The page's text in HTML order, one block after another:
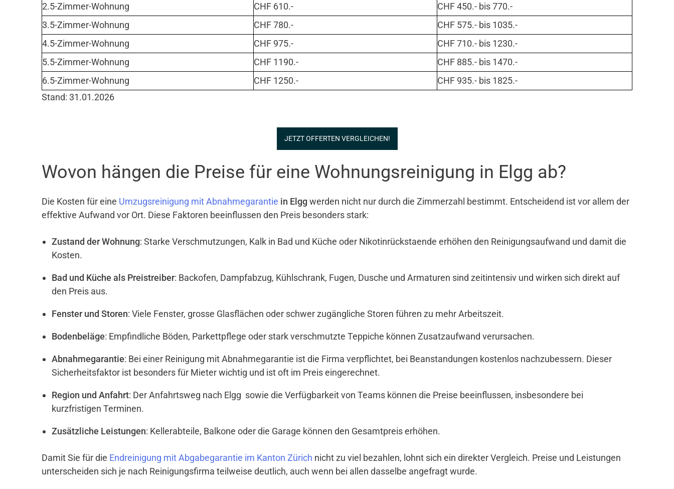
2.5-Zimmer-Wohnung
CHF 610.-
CHF 450.- bis 770.-
3.5-Zimmer-Wohnung
CHF 780.-
CHF 575.- bis 1035.-
4.5-Zimmer-Wohnung
CHF 975.-
CHF 710.- bis 1230.-
5.5-Zimmer-Wohnung
CHF 1190.-
CHF 885.- bis 1470.-
6.5-Zimmer-Wohnung
CHF 1250.-
CHF 935.- bis 1825.-
Stand: 31.01.2026
JETZT OFFERTEN VERGLEICHEN!
Wovon hängen die Preise für eine Wohnungsreinigung in Elgg ab?
Die Kosten für eine Umzugsreinigung mit Abnahmegarantie in Elgg werden nicht nur durch die Zimmerzahl bestimmt. Entscheidend ist vor allem der
effektive Aufwand vor Ort. Diese Faktoren beeinflussen den Preis besonders stark:
Zustand der Wohnung: Starke Verschmutzungen, Kalk in Bad und Küche oder Nikotinrückstaende erhöhen den Reinigungsaufwand und damit die
Kosten.
Bad und Küche als Preistreiber: Backofen, Dampfabzug, Kühlschrank, Fugen, Dusche und Armaturen sind zeitintensiv und wirken sich direkt auf
den Preis aus.
Fenster und Storen: Viele Fenster, grosse Glasflächen oder schwer zugängliche Storen führen zu mehr Arbeitszeit.
Bodenbeläge: Empfindliche Böden, Parkettpflege oder stark verschmutzte Teppiche können Zusatzaufwand verursachen.
Abnahmegarantie: Bei einer Reinigung mit Abnahmegarantie ist die Firma verpflichtet, bei Beanstandungen kostenlos nachzubessern. Dieser
Sicherheitsfaktor ist besonders für Mieter wichtig und ist oft im Preis eingerechnet.
Region und Anfahrt: Der Anfahrtsweg nach Elgg sowie die Verfügbarkeit von Teams können die Preise beeinflussen, insbesondere bei
kurzfristigen Terminen.
Zusätzliche Leistungen: Kellerabteile, Balkone oder die Garage können den Gesamtpreis erhöhen.
Damit Sie für die Endreinigung mit Abgabegarantie im Kanton Zürich nicht zu viel bezahlen, lohnt sich ein direkter Vergleich. Preise und Leistungen
unterscheiden sich je nach Reinigungsfirma teilweise deutlich, auch wenn bei allen dasselbe angefragt wurde.